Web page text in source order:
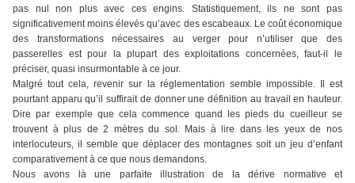
pas nul non plus avec ces engins. Statistiquement, ils ne sont pas
significativement moins élevés qu’avec des escabeaux. Le coût économique
des transformations nécessaires au verger pour n’utiliser que des
passerelles est pour la plupart des exploitations concernées, faut-il le
préciser, quasi insurmontable à ce jour.
Malgré tout cela, revenir sur la réglementation semble impossible. Il est
pourtant apparu qu’il suffirait de donner une définition au travail en hauteur.
Dire par exemple que cela commence quand les pieds du cueilleur se
trouvent à plus de 2 mètres du sol. Mais à lire dans les yeux de nos
interlocuteurs, il semble que déplacer des montagnes soit un jeu d’enfant
comparativement à ce que nous demandons.
Nous avons là une parfaite illustration de la dérive normative et